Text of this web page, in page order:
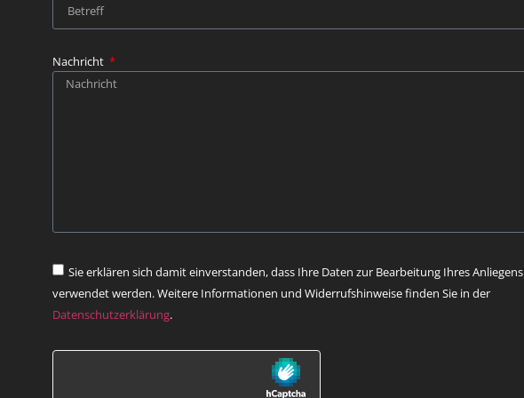
Nachricht
Sie erklären sich damit einverstanden, dass Ihre Daten zur Bearbeitung Ihres Anliegens
verwendet werden. Weitere Informationen und Widerrufshinweise finden Sie in der
Datenschutzerklärung.